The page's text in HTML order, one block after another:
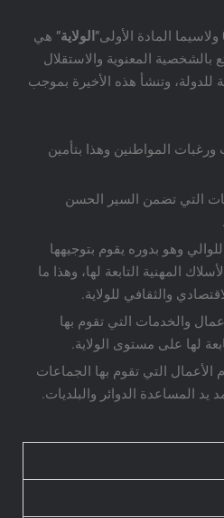
الولاية” هي
بالشخصية المعنوية والاستقلال
للدولة، وتنشأ هذه الأخيرة بموجب
المواطنين وهذا بتأمين
التي تضمن السير الحسن
وهو بدوره يقوم بتوجيهها
المهنية التابعة لها، وهذا ما
والثقافي للولاية.
والخدمات التي تقوم بها
لها على مستوى الولاية.
التي تقوم بها الجماعات
يد المساعدة الدوائر والبلديات.